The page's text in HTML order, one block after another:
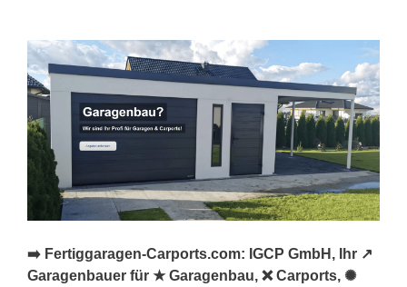
➡️ Fertiggaragen-Carports.com: IGCP GmbH, Ihr ↗️
Garagenbauer für ★ Garagenbau, ❌ Carports, ✺